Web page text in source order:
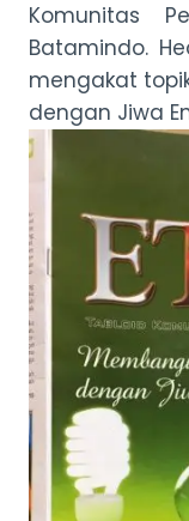
Komunitas
Batamindo.
mengakat
dengan Jiwa